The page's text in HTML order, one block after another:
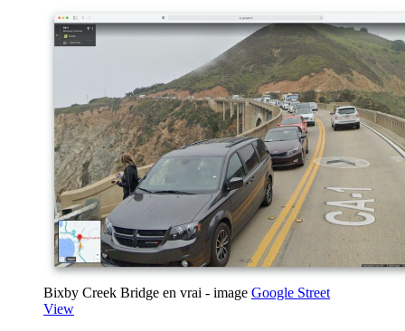
Bixby Creek Bridge en vrai - image Google Street
View